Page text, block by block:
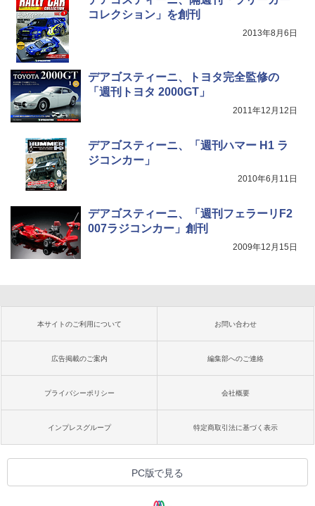
コレクション」を創刊
2013年8月6日
デアゴスティーニ、トヨタ完全監修の
「週刊トヨタ 2000GT」
2011年12月12日
デアゴスティーニ、「週刊ハマー H1 ラ
ジコンカー」
2010年6月11日
デアゴスティーニ、「週刊フェラーリF2
007ラジコンカー」創刊
2009年12月15日
本サイトのご利用について お問い合わせ
広告掲載のご案内 編集部へのご連絡
プライバシーポリシー 会社概要
インプレスグループ 特定商取引法に基づく表示
PC版で見る